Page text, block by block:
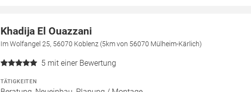
Khadija El Ouazzani
Im Wolfangel 25, 56070 Koblenz (5km von 56070 Mülheim-Kärlich)
5 mit einer Bewertung
TÄTIGKEITEN